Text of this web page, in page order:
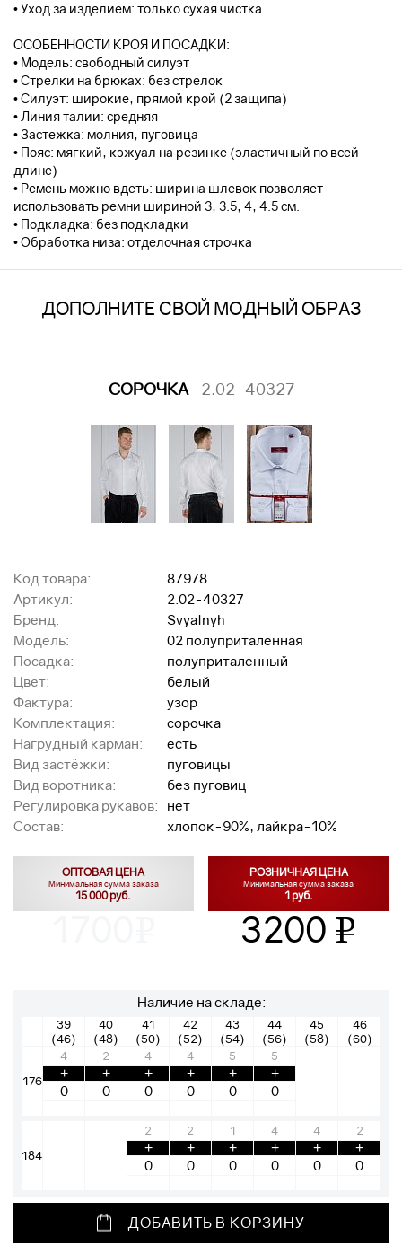
• Уход за изделием: только сухая чистка
ОСОБЕННОСТИ КРОЯ И ПОСАДКИ:
• Модель: свободный силуэт
• Стрелки на брюках: без стрелок
• Силуэт: широкие, прямой крой (2 защипа)
• Линия талии: средняя
• Застежка: молния, пуговица
• Пояс: мягкий, кэжуал на резинке (эластичный по всей
длине)
• Ремень можно вдеть: ширина шлевок позволяет
использовать ремни шириной 3, 3.5, 4, 4.5 см.
• Подкладка: без подкладки
• Обработка низа: отделочная строчка
ДОПОЛНИТЕ СВОЙ МОДНЫЙ ОБРАЗ
СОРОЧКА 2.02-40327
Код товара:
87978
Артикул:
2.02-40327
Бренд:
Svyatnyh
Модель:
02 полуприталенная
Посадка:
полуприталенный
Цвет:
белый
Фактура:
узор
Комплектация:
сорочка
Нагрудный карман:
есть
Вид застёжки:
пуговицы
Вид воротника:
без пуговиц
Регулировка рукавов:
нет
Состав:
хлопок-90%, лайкра-10%
ОПТОВАЯ ЦЕНА
Минимальная сумма заказа
15 000 руб.
РОЗНИЧНАЯ ЦЕНА
Минимальная сумма заказа
1 руб.
3200 v
Наличие на складе:
39
(46)
40
(48)
41
(50)
42
(52)
43
(54)
44
(56)
45
(58)
46
(60)
176
4
+
2
+
4
+
4
+
5
+
5
+
184
2
+
2
+
1
+
4
+
4
+
2
+
ДОБАВИТЬ В КОРЗИНУ